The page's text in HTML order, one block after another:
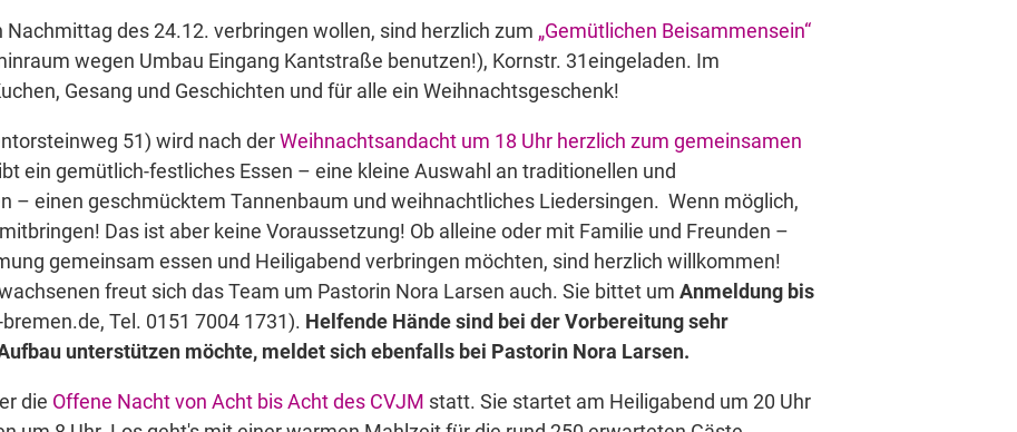
des 24.12. verbringen wollen, sind herzlich zum „Gemütlichen Beisammensein“
wegen Umbau Eingang Kantstraße benutzen!), Kornstr. 31eingeladen. Im
Gesang und Geschichten und für alle ein Weihnachtsgeschenk!
51) wird nach derWeihnachtsandacht um 18 Uhr herzlich zum gemeinsamen
ein gemütlich-festliches Essen – eine kleine Auswahl an traditionellen und
– einen geschmücktem Tannenbaum und weihnachtliches Liedersingen. Wenn möglich,
Das ist aber keine Voraussetzung! Ob alleine oder mit Familie und Freunden –
gemeinsam essen und Heiligabend verbringen möchten, sind herzlich willkommen!
freut sich das Team um Pastorin Nora Larsen auch. Sie bittet um Anmeldung bis
Tel. 0151 7004 1731). Helfende Hände sind bei der Vorbereitung sehr
unterstützen möchte, meldet sich ebenfalls bei Pastorin Nora Larsen.
die Offene Nacht von Acht bis Acht des CVJM statt. Sie startet am Heiligabend um 20 Uhr